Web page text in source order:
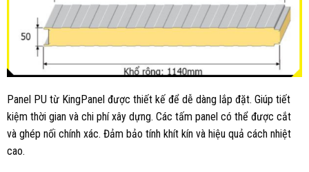
Panel PU từ KingPanel được thiết kế để dễ dàng lắp đặt. Giúp tiết
kiệm thời gian và chi phí xây dựng. Các tấm panel có thể được cắt
và ghép nối chính xác. Đảm bảo tính khít kín và hiệu quả cách nhiệt
cao.